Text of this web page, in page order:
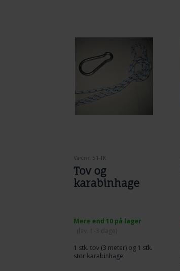
Varenr. 51-TK
Tov og
karabinhage
Mere end 10 på lager
1 stk. tov (3 meter) og 1 stk.
stor karabinhage